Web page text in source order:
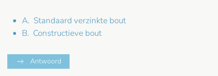
A. Standaard verzinkte bout
B. Constructieve bout
Antwoord